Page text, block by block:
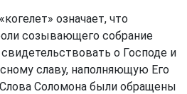
означает, что
созывающего собрание
о Господе и
славу, наполняющую Его
Соломона были обращены